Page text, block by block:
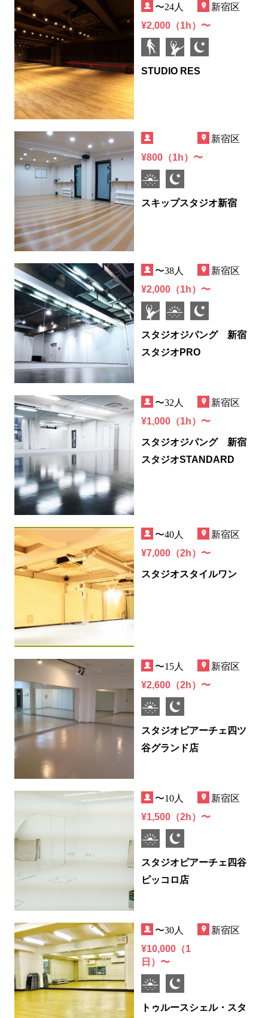
〜24人 新宿区
¥2,000（1h）〜
STUDIO RES
新宿区
¥800（1h）〜
スキップスタジオ新宿
〜38人 新宿区
¥2,000（1h）〜
スタジオジパング 新宿
スタジオPRO
〜32人 新宿区
¥1,000（1h）〜
スタジオジパング 新宿
スタジオSTANDARD
〜40人 新宿区
¥7,000（2h）〜
スタジオスタイルワン
〜15人 新宿区
¥2,600（2h）〜
スタジオピアーチェ四ツ
谷グランド店
〜10人 新宿区
¥1,500（2h）〜
スタジオピアーチェ四谷
ピッコロ店
〜30人 新宿区
¥10,000（1
日）〜
トゥルースシェル・スタ